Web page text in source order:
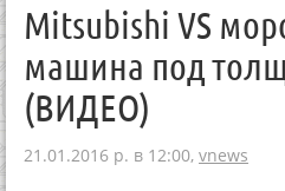
Mitsubishi VS
машина под
(ВИДЕО)
21.01.2016 р. в 12:00, vnews